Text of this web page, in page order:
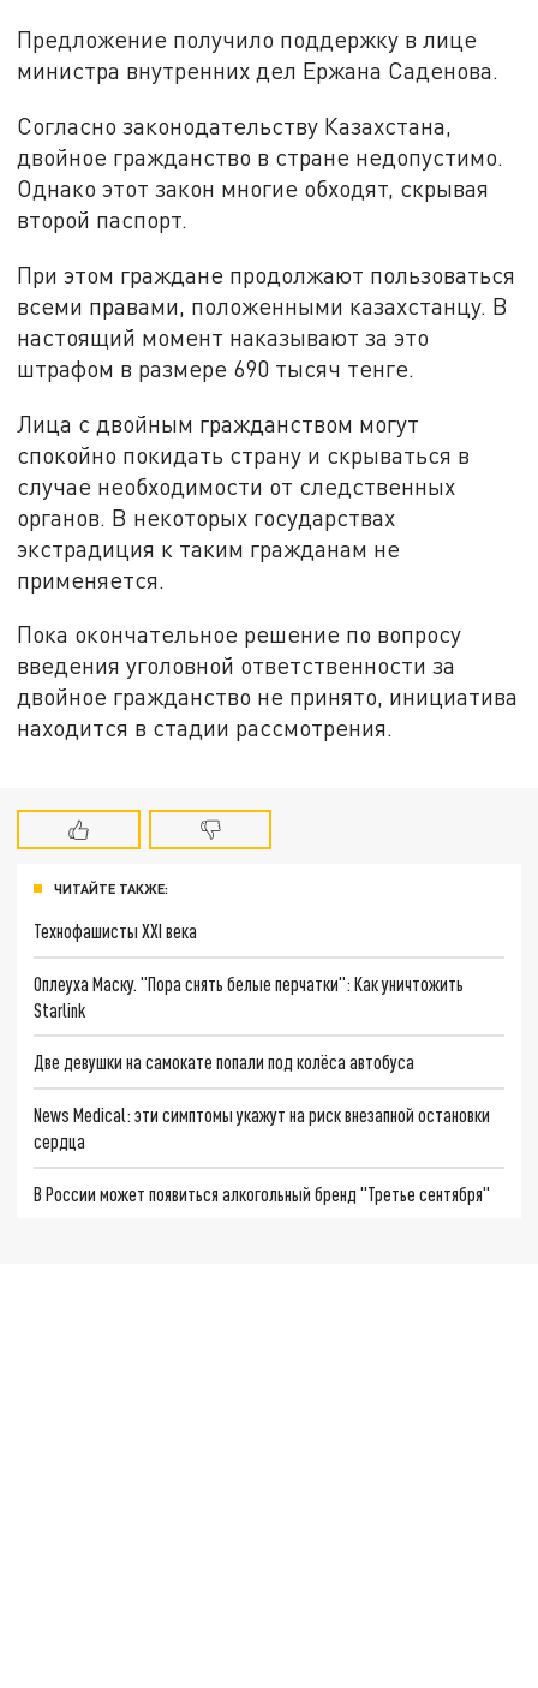
Предложение получило поддержку в лице
министра внутренних дел Ержана Саденова.
Согласно законодательству Казахстана,
двойное гражданство в стране недопустимо.
Однако этот закон многие обходят, скрывая
второй паспорт.
При этом граждане продолжают пользоваться
всеми правами, положенными казахстанцу. В
настоящий момент наказывают за это
штрафом в размере 690 тысяч тенге.
Лица с двойным гражданством могут
спокойно покидать страну и скрываться в
случае необходимости от следственных
органов. В некоторых государствах
экстрадиция к таким гражданам не
применяется.
Пока окончательное решение по вопросу
введения уголовной ответственности за
двойное гражданство не принято, инициатива
находится в стадии рассмотрения.
ЧИТАЙТЕ ТАКЖЕ:
Технофашисты XXI века
Оплеуха Маску. "Пора снять белые перчатки": Как уничтожить
Starlink
Две девушки на самокате попали под колёса автобуса
News Medical: эти симптомы укажут на риск внезапной остановки
сердца
В России может появиться алкогольный бренд "Третье сентября"